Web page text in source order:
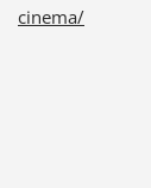
cinema/